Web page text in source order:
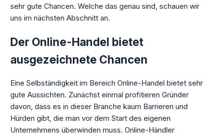
sehr gute Chancen. Welche das genau sind, schauen wir
uns im nächsten Abschnitt an.
Der Online-Handel bietet
ausgezeichnete Chancen
Eine Selbständigkeit im Bereich Online-Handel bietet sehr
gute Aussichten. Zunächst einmal profitieren Gründer
davon, dass es in dieser Branche kaum Barrieren und
Hürden gibt, die man vor dem Start des eigenen
Unternehmens überwinden muss. Online-Händler